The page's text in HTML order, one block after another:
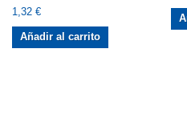
1,32 €
Añadir al carrito